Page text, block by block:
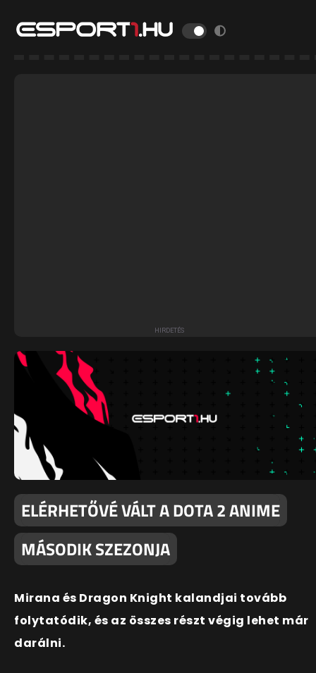
ELÉRHETŐVÉ VÁLT A DOTA 2 ANIME
MÁSODIK SZEZONJA
Mirana és Dragon Knight kalandjai tovább
folytatódik, és az összes részt végig lehet már
darálni.